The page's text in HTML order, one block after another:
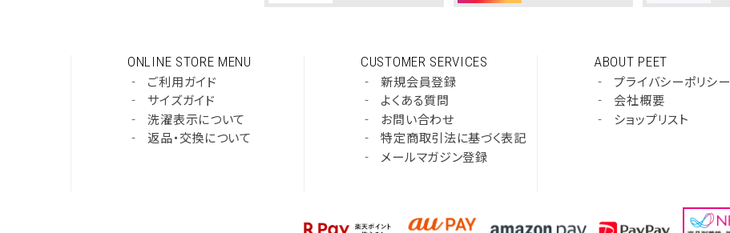
ONLINE STORE MENU
‐
ご利用ガイド
‐
サイズガイド
‐
洗濯表示について
‐
返品・交換について
CUSTOMER SERVICES
‐
新規会員登録
‐
よくある質問
‐
お問い合わせ
‐
特定商取引法に基づく表記
‐
メールマガジン登録
ABOUT PEET
‐
プライバシーポリシー
‐
会社概要
‐
ショップリスト